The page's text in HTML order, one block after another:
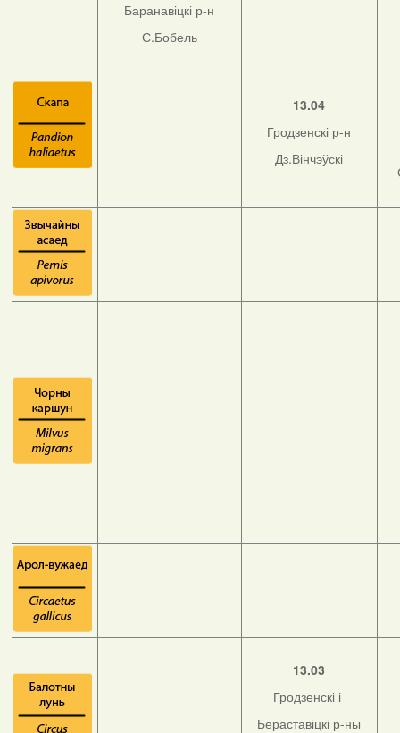
Баранавіцкі р-н
С.Бобель
13.04
Гродзенскі р-н
Дз.Вінчэўскі
13.03
Гродзенскі і
Бераставіцкі р-ны